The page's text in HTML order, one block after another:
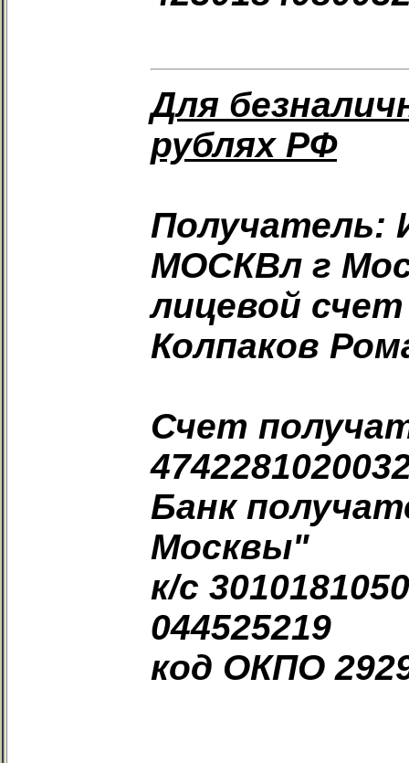
Для
рублях РФ
Получатель:
МОСКВл г
лицевой счет
Колпаков
Счет
Банк
Москвы"
к/с
044525219
код ОКПО